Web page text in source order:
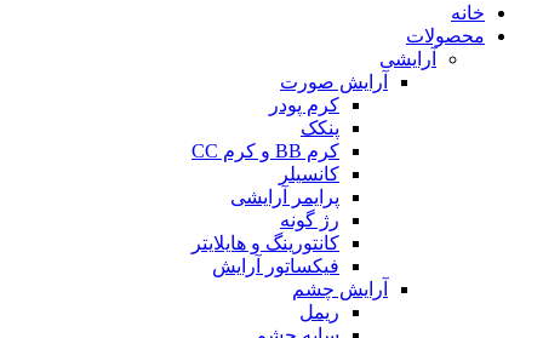
خانه
محصولات
آرایشی
آرایش صورت
کرم پودر
پنکک
کرم BB و کرم CC
کانسیلر
پرایمر آرایشی
رژ گونه
کانتورینگ و هایلایتر
فیکساتور آرایش
آرایش چشم
ریمل